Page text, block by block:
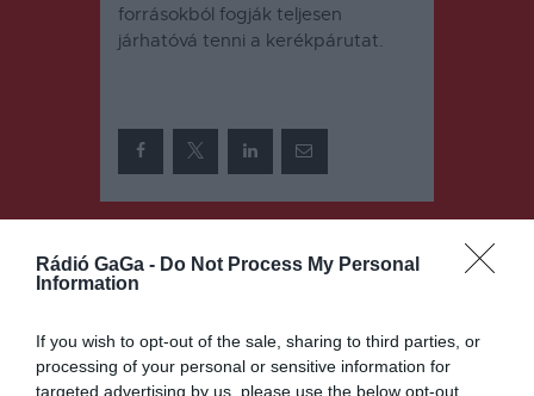
Rádió GaGa - Do Not Process My Personal
Information
If you wish to opt-out of the sale, sharing to third parties, or
processing of your personal or sensitive information for
targeted advertising by us, please use the below opt-out
forrásokból fogják teljesen
járhatóvá tenni a kerékpárutat.
Bejegyzés
navigáció
BEJEGYZÉS
zás lesz jövő
héten
BEJEGYZÉS
átkelőhelyek
akadálymen
tesítésére